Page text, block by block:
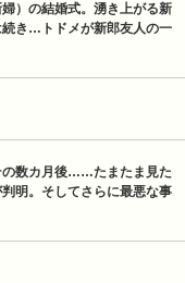
）の結婚式。湧き上がる新
続き…トドメが新郎友人の一
の数カ月後……たまたま見た
明。そしてさらに最悪な事